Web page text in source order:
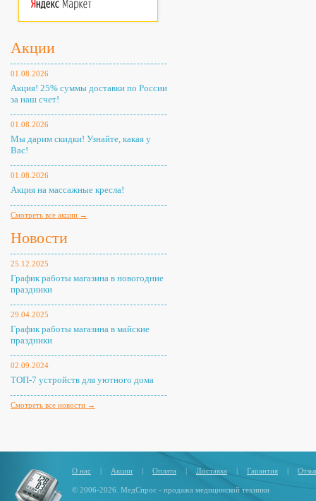
Акции
01.08.2026
Акция! 25% суммы доставки по России
за наш счет!
01.08.2026
Мы дарим скидки! Узнайте, какая у
Вас!
01.08.2026
Акция на массажные кресла!
Смотреть все акции →
Новости
25.12.2025
График работы магазина в новогодние
праздники
29.04.2025
График работы магазина в майские
праздники
02.09.2024
ТОП-7 устройств для уютного дома
Смотреть все новости →
О нас | Акции | Оплата | Доставка | Гарантия |
© 2006-2026. МедСпрос - продажа медицинской техники